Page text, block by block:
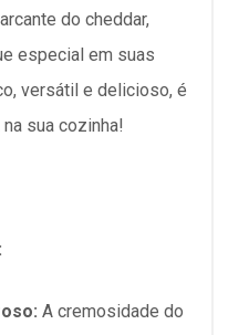
do cheddar,
especial em suas
versátil e delicioso, é
sua cozinha!
A cremosidade do